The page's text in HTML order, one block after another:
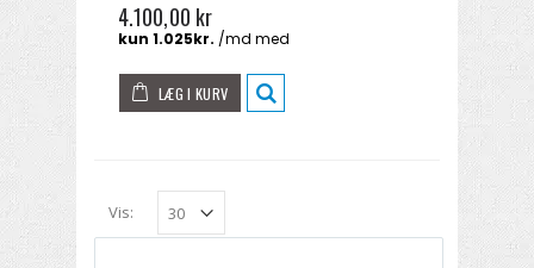
4.100,00 kr
LÆG I KURV
Vis: